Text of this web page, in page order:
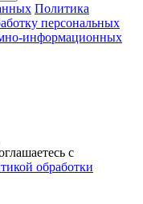
Политика
персональных
информационных
с
обработки